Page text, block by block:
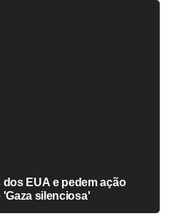
EUA e pedem ação
'Gaza silenciosa'